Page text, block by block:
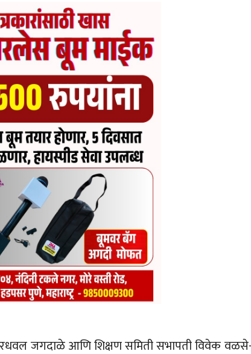
जगदाळे आणि शिक्षण समिती सभापती विवेक